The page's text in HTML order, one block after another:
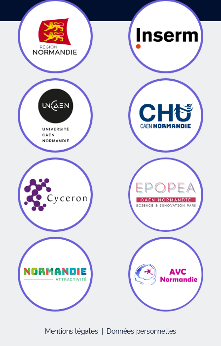
Mentions légales| Données personnelles